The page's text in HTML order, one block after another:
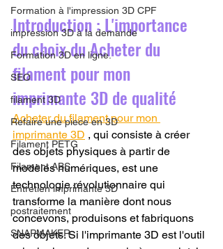
Formation à l'impression 3D CPF
impression 3D à la demande
Formation 3D en ligne.
SEO
filament 3D
Refaire une piece en 3D
Filament PETG
Filament ABS
Entretien imprimante 3D
postraitement
SNAPMAKER
Introduction : L'importance
du choix du Acheter du
filament pour mon
imprimante 3D de qualité
Acheter du filament pour mon
imprimante 3D , qui consiste à créer
des objets physiques à partir de
modèles numériques, est une
technologie révolutionnaire qui
transforme la manière dont nous
concevons, produisons et fabriquons
des objets. Si l'imprimante 3D est l'outil